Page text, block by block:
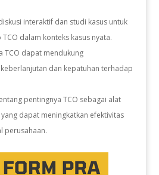
interaktif dan studi kasus untuk
dalam konteks kasus nyata.
TCO dapat mendukung
dan kepatuhan terhadap
pentingnya TCO sebagai alat
dapat meningkatkan efektivitas
perusahaan.